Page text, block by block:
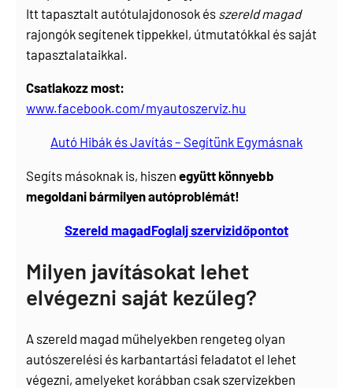
Itt tapasztalt autótulajdonosok és szereld magad
rajongók segítenek tippekkel, útmutatókkal és saját
tapasztalataikkal.
Csatlakozz most:
www.facebook.com/myautoszerviz.hu
Autó Hibák és Javítás – Segítünk Egymásnak
Segíts másoknak is, hiszenegyütt könnyebb
megoldani bármilyen autóproblémát!
Szereld magadFoglalj szervizidőpontot
Milyen javításokat lehet
elvégezni saját kezűleg?
A szereld magad műhelyekben rengeteg olyan
autószerelési és karbantartási feladatot el lehet
végezni, amelyeket korábban csak szervizekben